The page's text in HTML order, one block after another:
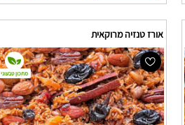
אורז טנזיה מרוקאית
מתכון טבעוני